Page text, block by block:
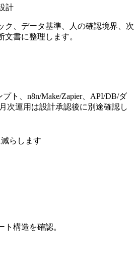
計
ク、データ基準、人の確認境界、次
書に整理します。
ト、n8n/Make/Zapier、API/DB/ダ
次運用は設計承認後に別途確認し
らします
ト構造を確認。